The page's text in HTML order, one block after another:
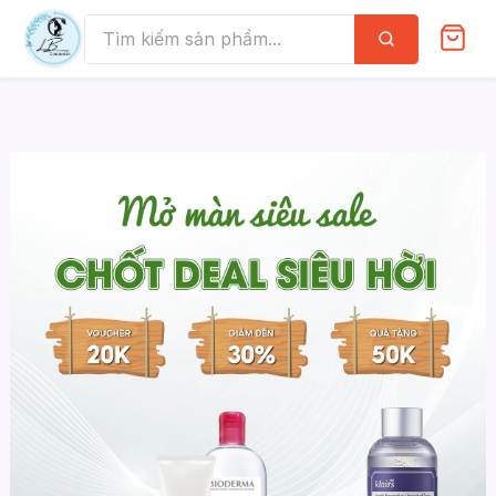
Skip
content
Tìm
kiếm